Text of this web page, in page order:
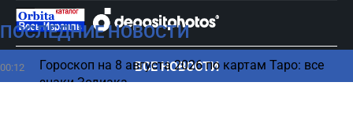
ПОСЛЕДНИЕ НОВОСТИ
00:12
Гороскоп на 8 августа 2026 по картам Таро: все
знаки Зодиака
ВСЕ НОВОСТИ
сursorinfo.co.il © Все права защищены